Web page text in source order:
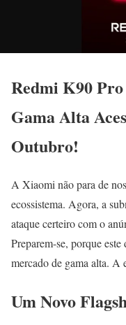
Redmi K90
Gama Alta
Outubro!
A Xiaomi não para de
ecossistema. Agora, a
ataque certeiro com o
Preparem-se, porque
mercado de gama alta. A
Um Novo